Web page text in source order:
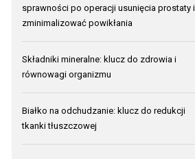
sprawności po operacji usunięcia prostaty i
zminimalizować powikłania
Składniki mineralne: klucz do zdrowia i
równowagi organizmu
Białko na odchudzanie: klucz do redukcji
tkanki tłuszczowej